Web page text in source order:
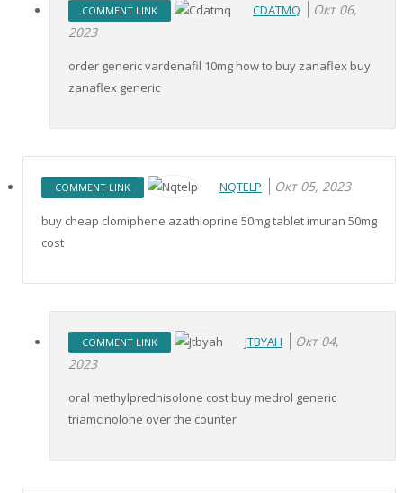
COMMENT LINK CDATMQ
Окт 06,
2023
order generic vardenafil 10mg how to buy zanaflex buy
zanaflex generic
COMMENT LINK NQTELP Окт 05, 2023
buy cheap clomiphene azathioprine 50mg tablet imuran 50mg
cost
COMMENT LINK JTBYAH
Окт 04,
2023
oral methylprednisolone cost buy medrol generic
triamcinolone over the counter